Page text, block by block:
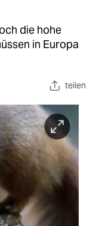
die hohe
in Europa
teilen